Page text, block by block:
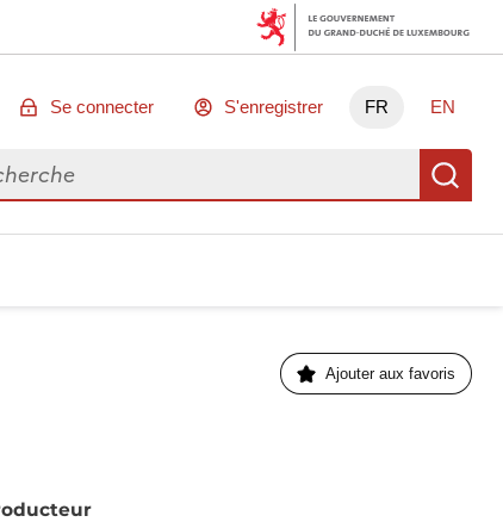
Se connecter S'enregistrer FR EN
des données
Ajouter aux favoris